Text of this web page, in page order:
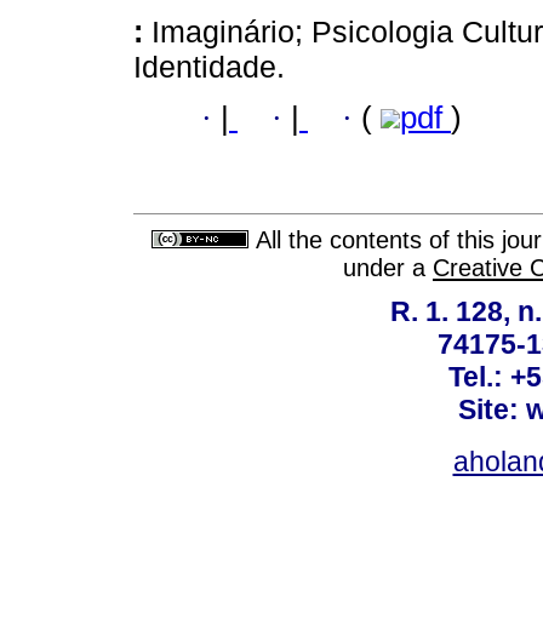
: Imaginário; Psicologia
Identidade.
· · · ( pdf )
All the contents of this
under a Creative
R. 1. 128,
74175-
Tel.:
Site: